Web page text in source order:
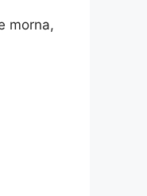
morna,